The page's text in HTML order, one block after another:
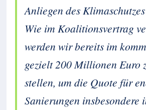
Anliegen des
Wie im Koalitionsvertrag
werden wir bereits im
gezielt 200 Millionen Euro
stellen, um die Quote für
Sanierungen insbesondere